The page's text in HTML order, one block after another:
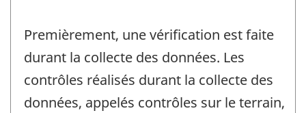
Premièrement, une vérification est faite
durant la collecte des données. Les
contrôles réalisés durant la collecte des
données, appelés contrôles sur le terrain,